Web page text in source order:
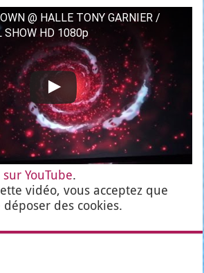
@ HALLE TONY GARNIER /
SHOW HD 1080p
You­Tube.
vidéo, vous accep­tez que
dépo­ser des cookies.